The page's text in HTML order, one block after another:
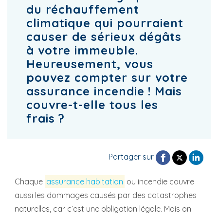
du réchauffement
climatique qui pourraient
causer de sérieux dégâts
à votre immeuble.
Heureusement, vous
pouvez compter sur votre
assurance incendie ! Mais
couvre-t-elle tous les
frais ?
Partager sur
Chaque assurance habitation ou incendie couvre
aussi les dommages causés par des catastrophes
naturelles, car c’est une obligation légale. Mais on